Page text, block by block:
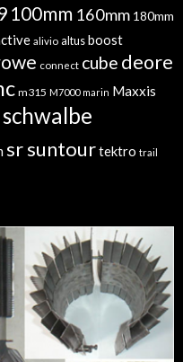
100mm 160mm 180mm
alivio altus boost
connect cube deore
m315 M7000 marin Maxxis
schwalbe
sr suntourtektro trail